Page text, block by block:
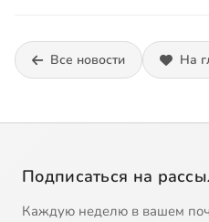
Все новости На
Подписаться на
Каждую неделю в вашем